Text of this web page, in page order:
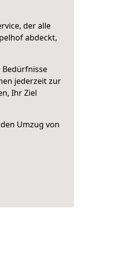
der alle
abdeckt,
jederzeit zur
Ihr Ziel
Umzug von